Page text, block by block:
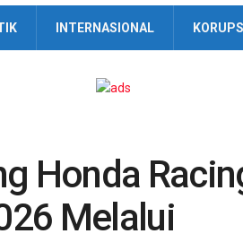
INTERNASIONAL KORUPSI
Honda
Melalui